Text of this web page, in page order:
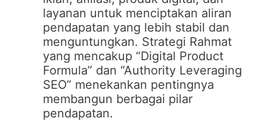
layanan untuk menciptakan aliran
pendapatan yang lebih stabil dan
menguntungkan. Strategi Rahmat
yang mencakup “Digital Product
Formula” dan “Authority Leveraging
SEO” menekankan pentingnya
membangun berbagai pilar
pendapatan.